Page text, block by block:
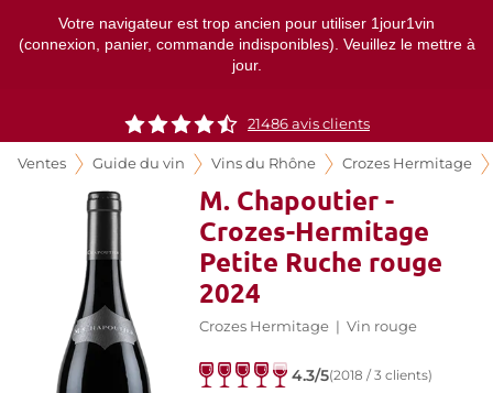
Votre navigateur est trop ancien pour utiliser 1jour1vin
(connexion, panier, commande indisponibles). Veuillez le mettre à
jour.
21486 avis clients
Ventes Guide du vin Vins du Rhône Crozes Hermitage
M. Chapoutier -
Crozes-Hermitage
Petite Ruche rouge
2024
Crozes Hermitage | Vin rouge
4.3/5(2018 / 3 clients)